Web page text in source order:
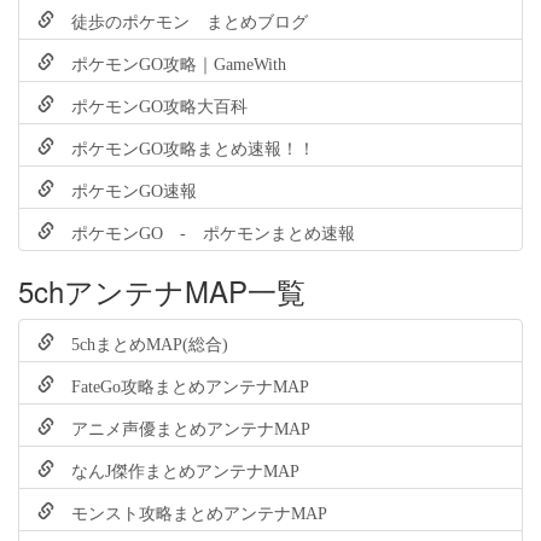
徒歩のポケモン まとめブログ
ポケモンGO攻略｜GameWith
ポケモンGO攻略大百科
ポケモンGO攻略まとめ速報！！
ポケモンGO速報
ポケモンGO - ポケモンまとめ速報
5chアンテナMAP一覧
5chまとめMAP(総合)
FateGo攻略まとめアンテナMAP
アニメ声優まとめアンテナMAP
なんJ傑作まとめアンテナMAP
モンスト攻略まとめアンテナMAP